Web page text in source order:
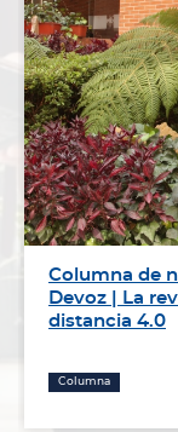
Columna de
Devoz | La
distancia 4.0
Columna